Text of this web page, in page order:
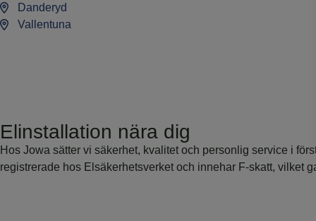
Danderyd
Vallentuna
Elinstallation nära dig
Hos Jowa sätter vi säkerhet, kvalitet och personlig service i
registrerade hos Elsäkerhetsverket och innehar F-skatt, vilket